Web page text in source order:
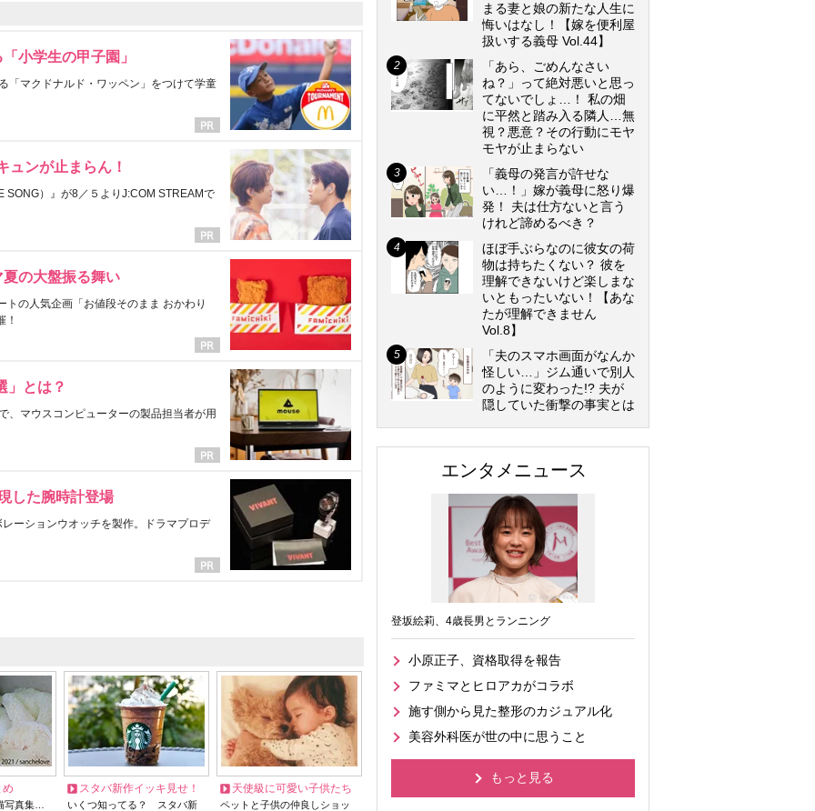
小学生の甲子園」
「マクドナルド・ワッペン」をつけて学童
ュンが止まらん！
SONG）』が8／５よりJ:COM STREAMで
の大盤振る舞い
の人気企画「お値段そのまま おかわり
！
」とは？
、マウスコンピューターの製品担当者が用
した腕時計登場
ーションウオッチを製作。ドラマプロデ
め
写真集…
スタバ新作イッキ見せ！
いくつ知ってる？ スタバ新
天使級に可愛い子供たち
ペットと子供の仲良しショッ
まる妻と娘の新たな人生に
悔いはなし！【嫁を便利屋
扱いする義母 Vol.44】
「あら、ごめんなさい
ね？」って絶対悪いと思っ
てないでしょ…！ 私の畑
に平然と踏み入る隣人…無
視？悪意？その行動にモヤ
モヤが止まらない
「義母の発言が許せな
い…！」嫁が義母に怒り爆
発！ 夫は仕方ないと言う
けれど諦めるべき？
ほぼ手ぶらなのに彼女の荷
物は持ちたくない？ 彼を
理解できないけど楽しまな
いともったいない！【あな
たが理解できません
Vol.8】
「夫のスマホ画面がなんか
怪しい…」ジム通いで別人
のように変わった!? 夫が
隠していた衝撃の事実とは
エンタメニュース
登坂絵莉、4歳長男とランニング
小原正子、資格取得を報告
ファミマとヒロアカがコラボ
施す側から見た整形のカジュアル化
美容外科医が世の中に思うこと
もっと見る